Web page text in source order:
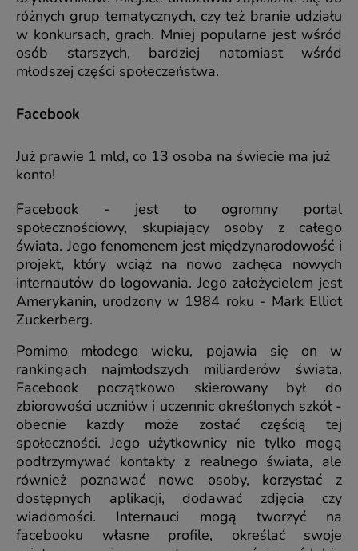
różnych grup tematycznych, czy też branie udziału
w konkursach, grach. Mniej popularne jest wśród
osób starszych, bardziej natomiast wśród
młodszej części społeczeństwa.
Facebook
Już prawie 1 mld, co 13 osoba na świecie ma już
konto!
Facebook - jest to ogromny portal
społecznościowy, skupiający osoby z całego
świata. Jego fenomenem jest międzynarodowość i
projekt, który wciąż na nowo zachęca nowych
internautów do logowania. Jego założycielem jest
Amerykanin, urodzony w 1984 roku - Mark Elliot
Zuckerberg.
Pomimo młodego wieku, pojawia się on w
rankingach najmłodszych miliarderów świata.
Facebook początkowo skierowany był do
zbiorowości uczniów i uczennic określonych szkół -
obecnie każdy może zostać częścią tej
społeczności. Jego użytkownicy nie tylko mogą
podtrzymywać kontakty z realnego świata, ale
również poznawać nowe osoby, korzystać z
dostępnych aplikacji, dodawać zdjęcia czy
wiadomości. Internauci mogą tworzyć na
facebooku własne profile, określać swoje